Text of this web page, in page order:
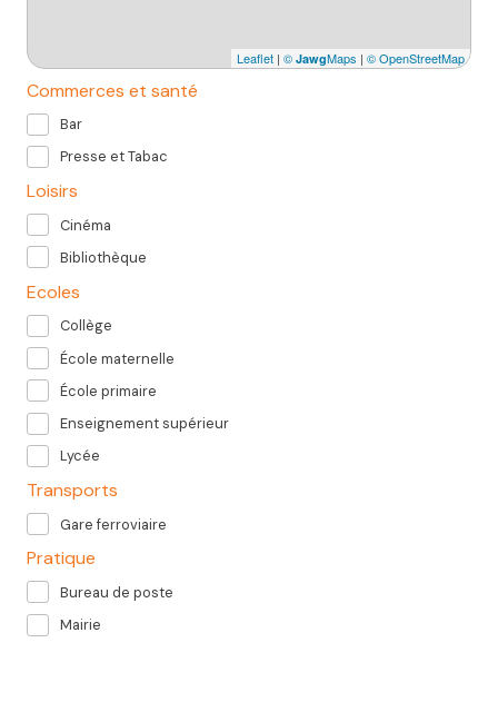
Leaflet | © JawgMaps | © OpenStreetMap
Commerces et santé
Bar
Presse et Tabac
Loisirs
Cinéma
Bibliothèque
Ecoles
Collège
École maternelle
École primaire
Enseignement supérieur
Lycée
Transports
Gare ferroviaire
Pratique
Bureau de poste
Mairie